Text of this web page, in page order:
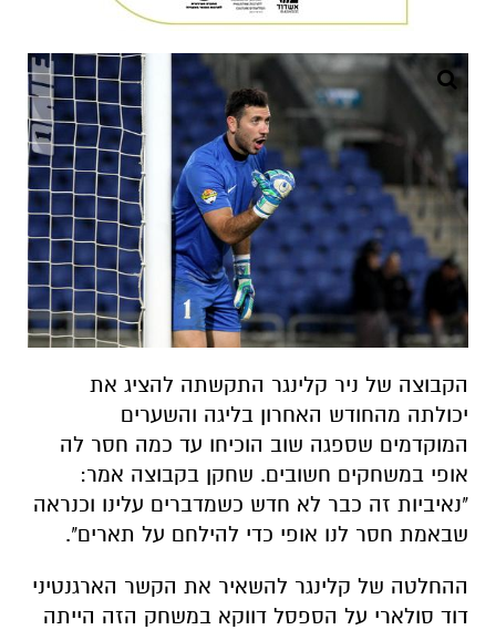
הקבוצה של ניר קלינגר התקשתה להציג את
יכולתה מהחודש האחרון בליגה והשערים
המוקדמים שספגה שוב הוכיחו עד כמה חסר לה
אופי במשחקים חשובים. שחקן בקבוצה אמר:
"נאיביות זה כבר לא חדש כשמדברים עלינו וכנראה
שבאמת חסר לנו אופי כדי להילחם על תארים".
ההחלטה של קלינגר להשאיר את הקשר הארגנטיני
דוד סולארי על הספסל דווקא במשחק הזה הייתה